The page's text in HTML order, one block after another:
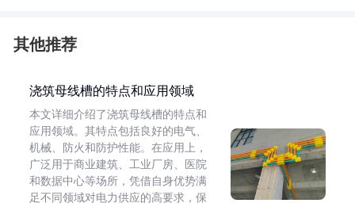
其他推荐
浇筑母线槽的特点和应用领域
本文详细介绍了浇筑母线槽的特点和
应用领域。其特点包括良好的电气、
机械、防火和防护性能。在应用上，
广泛用于商业建筑、工业厂房、医院
和数据中心等场所，凭借自身优势满
足不同领域对电力供应的高要求，保